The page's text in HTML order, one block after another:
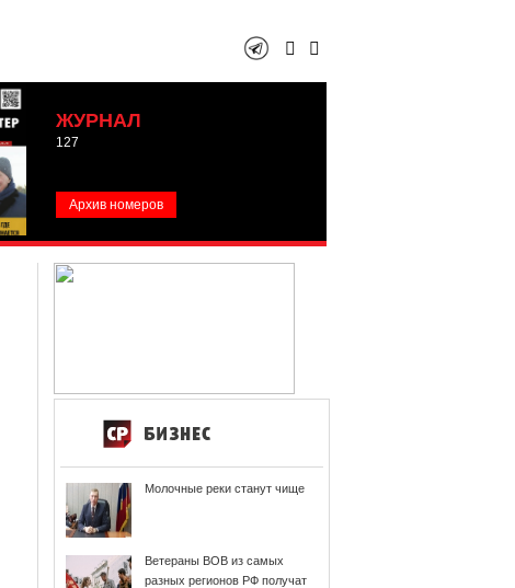
ЖУРНАЛ
127
Архив номеров
Молочные реки станут чище
Ветераны ВОВ из самых
разных регионов РФ получат